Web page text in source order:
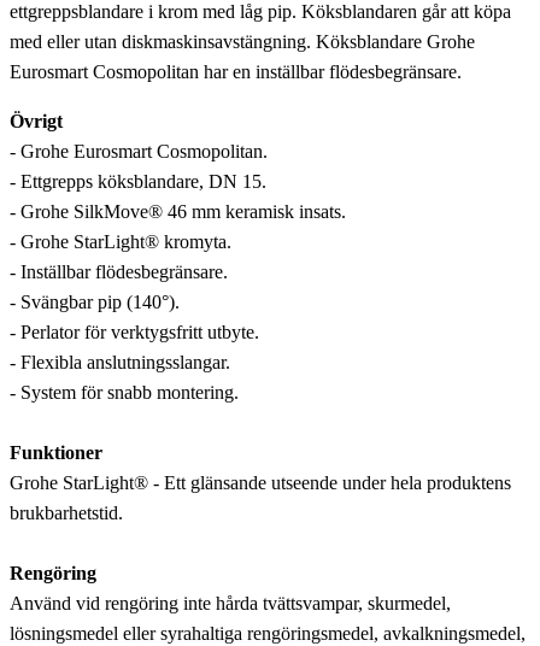
ettgreppsblandare i krom med låg pip. Köksblandaren går att köpa
med eller utan diskmaskinsavstängning. Köksblandare Grohe
Eurosmart Cosmopolitan har en inställbar flödesbegränsare.
Övrigt
- Grohe Eurosmart Cosmopolitan.
- Ettgrepps köksblandare, DN 15.
- Grohe SilkMove® 46 mm keramisk insats.
- Grohe StarLight® kromyta.
- Inställbar flödesbegränsare.
- Svängbar pip (140°).
- Perlator för verktygsfritt utbyte.
- Flexibla anslutningsslangar.
- System för snabb montering.
Funktioner
Grohe StarLight® - Ett glänsande utseende under hela produktens
brukbarhetstid.
Rengöring
Använd vid rengöring inte hårda tvättsvampar, skurmedel,
lösningsmedel eller syrahaltiga rengöringsmedel, avkalkningsmedel,